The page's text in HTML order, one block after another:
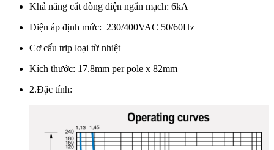
Khả năng cắt dòng điện ngắn mạch: 6kA
Điện áp định mức: 230/400VAC 50/60Hz
Cơ cấu trip loại từ nhiệt
Kích thước: 17.8mm per pole x 82mm
2.Đặc tính: